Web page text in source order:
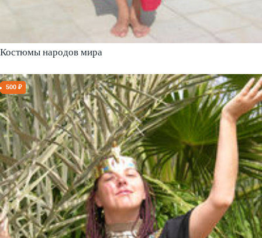
Костюмы народов мира
500 ₽